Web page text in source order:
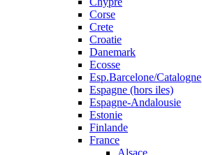
Corse
Crete
Croatie
Danemark
Ecosse
Esp.Barcelone/Catalogne
Espagne (hors iles)
Espagne-Andalousie
Estonie
Finlande
France
Alsace